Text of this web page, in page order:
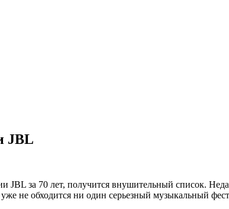
JBL
JBL за 70 лет, получится внушительный список.
не обходится ни один серьезный музыкальный